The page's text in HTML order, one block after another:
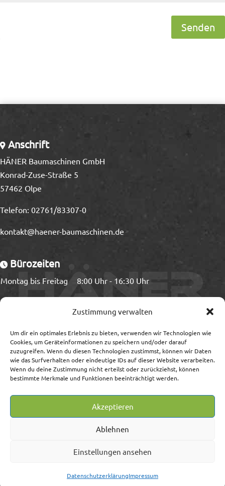
Zustimmung verwalten
Um dir ein optimales Erlebnis zu bieten, verwenden wir Technologien wie
Cookies, um Geräteinformationen zu speichern und/oder darauf
zuzugreifen. Wenn du diesen Technologien zustimmst, können wir Daten
wie das Surfverhalten oder eindeutige IDs auf dieser Website verarbeiten.
Wenn du deine Zustimmung nicht erteilst oder zurückziehst, können
bestimmte Merkmale und Funktionen beeinträchtigt werden.
Akzeptieren
Ablehnen
Einstellungen ansehen
DatenschutzerklärungImpressum
Senden
Anschrift
HÄNER Baumaschinen GmbH
Konrad-Zuse-Straße 5
57462 Olpe
Telefon: 02761/83307-0
kontakt@haener-baumaschinen.de
Bürozeiten
Montag bis Freitag 8:00 Uhr - 16:30 Uhr
Montag bis Freitag 8:00 Uhr - 15:00 Uhr
Information
Impressum/Streitschlichtung
AGB
Lieferung, Versand, Zahlung